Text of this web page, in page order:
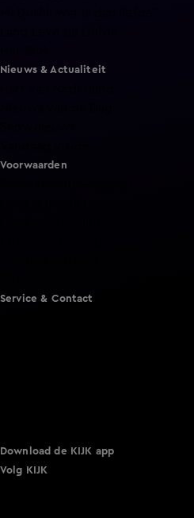
Nieuws & Actualiteit
Voorwaarden
Service & Contact
Download de KIJK app
Volg KIJK